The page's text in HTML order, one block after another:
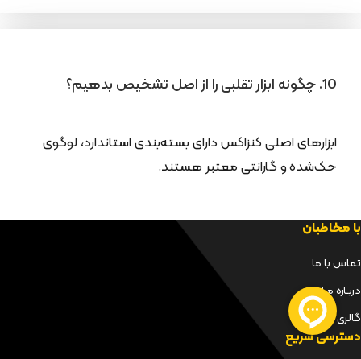
10. چگونه ابزار تقلبی را از اصل تشخیص بدهیم؟
ابزارهای اصلی کنزاکس دارای بسته‌بندی استاندارد، لوگوی
حک‌شده و گارانتی معتبر هستند.
با مخاطبان
تماس با ما
دربـاره مـا
گالری
دسترسی سریع